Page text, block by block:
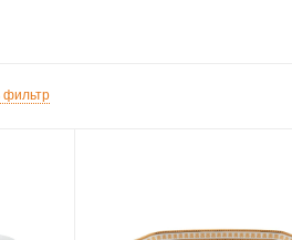
фильтр